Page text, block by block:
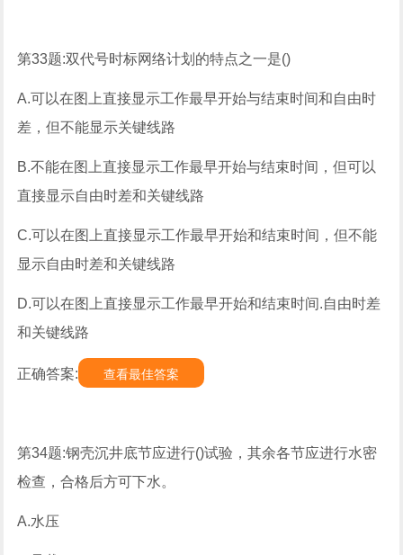
第33题:双代号时标网络计划的特点之一是()
A.可以在图上直接显示工作最早开始与结束时间和自由时
差，但不能显示关键线路
B.不能在图上直接显示工作最早开始与结束时间，但可以
直接显示自由时差和关键线路
C.可以在图上直接显示工作最早开始和结束时间，但不能
显示自由时差和关键线路
D.可以在图上直接显示工作最早开始和结束时间.自由时差
和关键线路
正确答案: 查看最佳答案
第34题:钢壳沉井底节应进行()试验，其余各节应进行水密
检查，合格后方可下水。
A.水压